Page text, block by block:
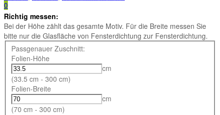
0
Richtig messen:
Bei der Höhe zählt das gesamte Motiv. Für die Breite messen Sie
bitte nur die Glasfläche von Fensterdichtung zur Fensterdichtung.
Passgenauer Zuschnitt:
Folien-Höhe
cm
(33.5 cm - 300 cm)
Folien-Breite
cm
(70 cm - 300 cm)